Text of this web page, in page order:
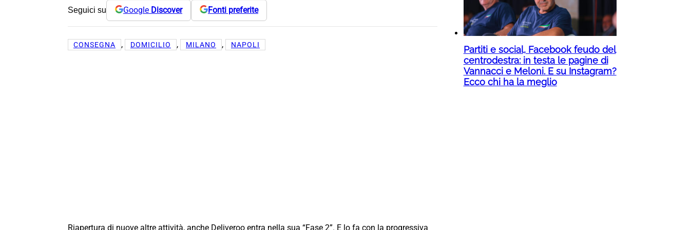
Seguici su Google Discover Fonti preferite
CONSEGNA , DOMICILIO , MILANO , NAPOLI
Riapertura di nuove altre attività, anche Deliveroo entra nella sua “Fase 2”. E lo fa con la progressiva
Partiti e social, Facebook feudo del
centrodestra: in testa le pagine di
Vannacci e Meloni. E su Instagram?
Ecco chi ha la meglio